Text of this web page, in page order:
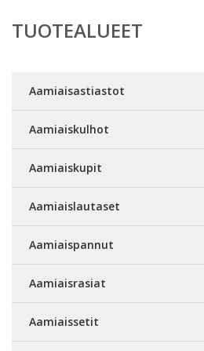
TUOTEALUEET
Aamiaisastiastot
Aamiaiskulhot
Aamiaiskupit
Aamiaislautaset
Aamiaispannut
Aamiaisrasiat
Aamiaissetit